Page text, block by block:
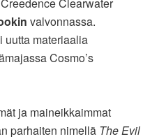
valvonnassa.
uutta materiaalia
Cosmo’s
ja maineikkaimmat
parhaiten nimellä The Evil